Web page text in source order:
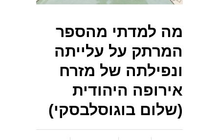
מה למדתי מהספר
המרתק על עלייתה
ונפילתה של מזרח
אירופה היהודית
(שלום בוגוסלבסקי)